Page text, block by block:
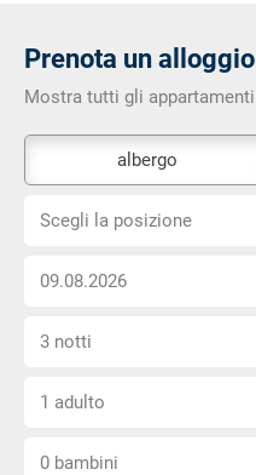
Prenota un alloggio
Mostra tutti gli appartamenti
strumento
esterno
albergo
Scegli
posizione
Scegli la posizione
Scegli
data
arrivo
Seleziona
numero
notti
3 notti
Scegli
numero
1 adulto
Scegli
0 bambini